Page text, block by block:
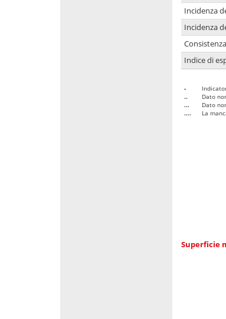
Incidenza
Incidenza
Indice di
-
..
Dato
...
Dato
....
La
Superficie